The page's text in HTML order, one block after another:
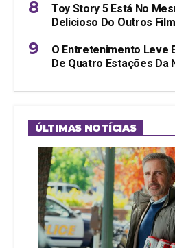
Toy Story 5 Está No
Delicioso Do Outros
O Entretenimento Leve
De Quatro Estações Da
ÚLTIMAS NOTÍCIAS